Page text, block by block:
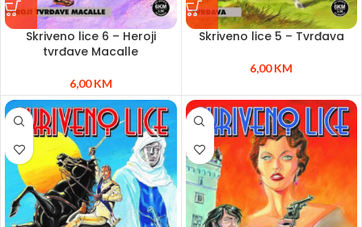
Skriveno lice 6 – Heroji
tvrđave Macalle
6,00KM
Skriveno lice 5 – Tvrđava
6,00KM